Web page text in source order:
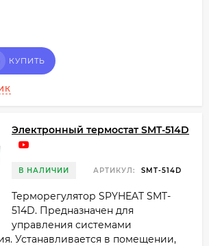
КУПИТЬ
Электронный термостат SMT-514D
В НАЛИЧИИ АРТИКУЛ: SMT-514D
Терморегулятор SPYHEAT SMT-
514D. Предназначен для
управления системами
Устанавливается в помещении,